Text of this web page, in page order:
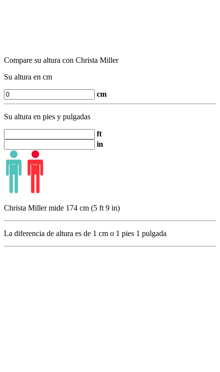
Compare su altura con Christa Miller
Su altura en cm
cm
Su altura en pies y pulgadas
ft
in
Christa Miller mide 174 cm (5 ft 9 in)
La diferencia de altura es de 1 cm o 1 pies 1 pulgada